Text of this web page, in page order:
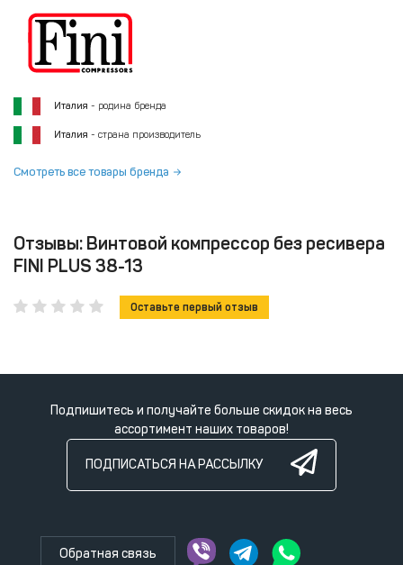
Италия - родина бренда
Италия - страна производитель
Смотреть все товары бренда
Отзывы: Винтовой компрессор без ресивера
FINI PLUS 38-13
Оставьте первый отзыв
Подпишитесь и получайте больше скидок на весь
ассортимент наших товаров!
ПОДПИСАТЬСЯ НА РАССЫЛКУ
Обратная связь